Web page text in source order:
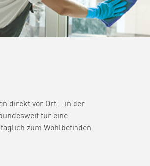
direkt vor Ort – in der
für eine
zum Wohlbefinden